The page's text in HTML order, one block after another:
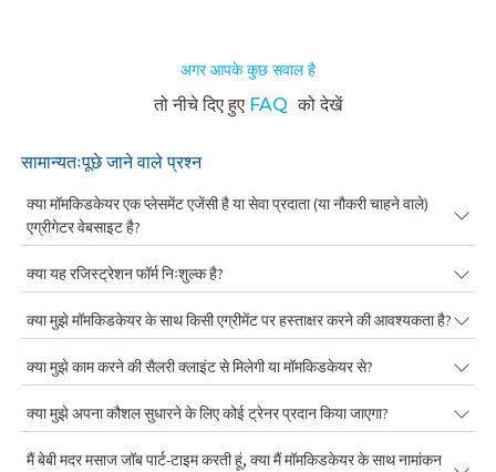
अगर आपके कुछ सवाल है
तो नीचे दिए हुए FAQ को देखें
सामान्यतःपूछे जाने वाले प्रश्न
क्या मॉमकिडकेयर एक प्लेसमेंट एजेंसी है या सेवा प्रदाता (या नौकरी चाहने वाले)
एग्रीगेटर वेबसाइट है?
क्या यह रजिस्ट्रेशन फॉर्म निःशुल्क है?
क्या मुझे मॉमकिडकेयर के साथ किसी एग्रीमेंट पर हस्ताक्षर करने की आवश्यकता है?
क्या मुझे काम करने की सैलरी क्लाइंट से मिलेगी या मॉमकिडकेयर से?
क्या मुझे अपना कौशल सुधारने के लिए कोई ट्रेनर प्रदान किया जाएगा?
मैं बेबी मदर मसाज जॉब पार्ट-टाइम करती हूं, क्या मैं मॉमकिडकेयर के साथ नामांकन